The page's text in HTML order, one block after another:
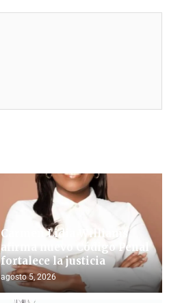
Carmen Lidia Williams
afirma nuevo Código Penal
fortalece la justicia
agosto 5, 2026